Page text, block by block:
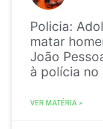
Policia:
matar
João
à polícia no
VER MATÉRIA »